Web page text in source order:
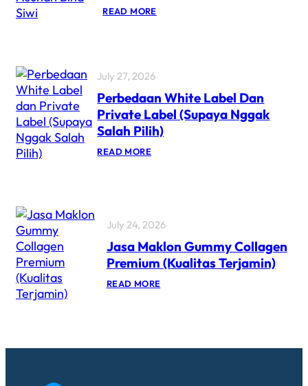
READ MORE
July 27, 2026
Perbedaan White Label Dan
Private Label (Supaya Nggak
Salah Pilih)
READ MORE
July 24, 2026
Jasa Maklon Gummy Collagen
Premium (Kualitas Terjamin)
READ MORE